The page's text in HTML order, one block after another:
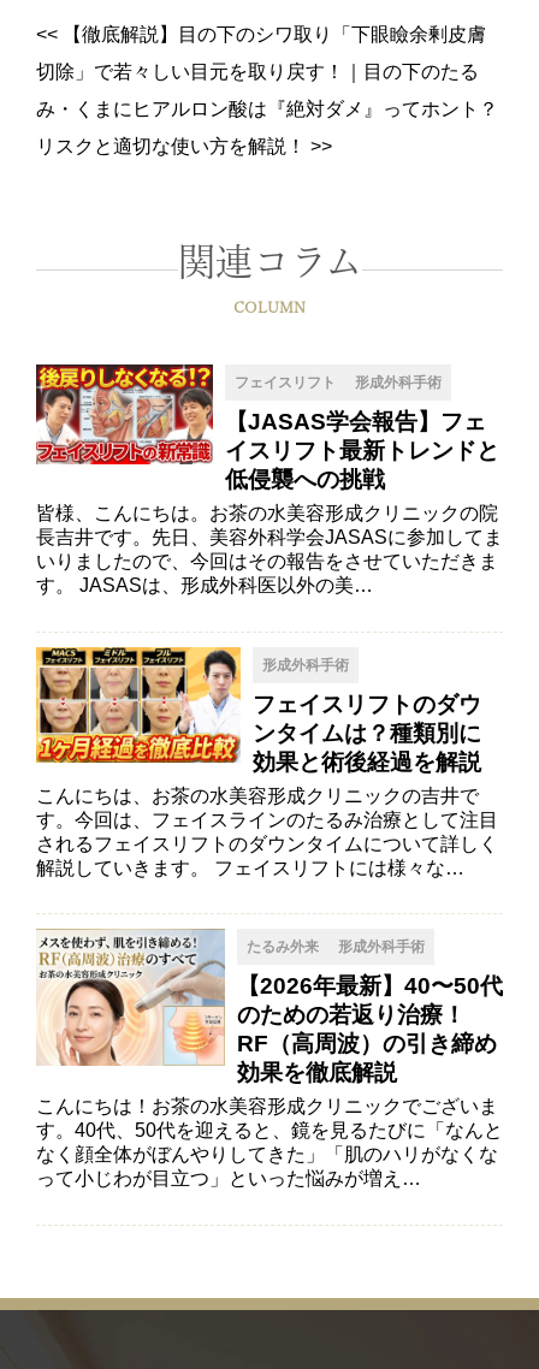
<<【徹底解説】目の下のシワ取り「下眼瞼余剰皮膚
切除」で若々しい目元を取り戻す！
目の下のたる
み・くまにヒアルロン酸は『絶対ダメ』ってホント？
リスクと適切な使い方を解説！ >>
関連コラム
COLUMN
フェイスリフト 形成外科手術
【JASAS学会報告】フェ
イスリフト最新トレンドと
低侵襲への挑戦
皆様、こんにちは。お茶の水美容形成クリニックの院
長吉井です。先日、美容外科学会JASASに参加してま
いりましたので、今回はその報告をさせていただきま
す。 JASASは、形成外科医以外の美…
形成外科手術
フェイスリフトのダウ
ンタイムは？種類別に
効果と術後経過を解説
こんにちは、お茶の水美容形成クリニックの吉井で
す。今回は、フェイスラインのたるみ治療として注目
されるフェイスリフトのダウンタイムについて詳しく
解説していきます。 フェイスリフトには様々な…
たるみ外来 形成外科手術
【2026年最新】40〜50代
のための若返り治療！
RF（高周波）の引き締め
効果を徹底解説
こんにちは！お茶の水美容形成クリニックでございま
す。40代、50代を迎えると、鏡を見るたびに「なんと
なく顔全体がぼんやりしてきた」「肌のハリがなくな
って小じわが目立つ」といった悩みが増え…